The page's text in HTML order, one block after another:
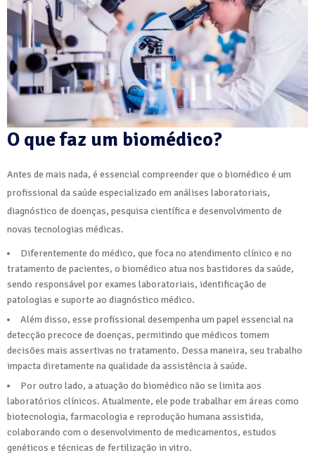
O que faz um biomédico?
Antes de mais nada, é essencial compreender que o biomédico é um
profissional da saúde especializado em análises laboratoriais,
diagnóstico de doenças, pesquisa científica e desenvolvimento de
novas tecnologias médicas.
Diferentemente do médico, que foca no atendimento clínico e no
tratamento de pacientes, o biomédico atua nos bastidores da saúde,
sendo responsável por exames laboratoriais, identificação de
patologias e suporte ao diagnóstico médico.
Além disso, esse profissional desempenha um papel essencial na
detecção precoce de doenças, permitindo que médicos tomem
decisões mais assertivas no tratamento. Dessa maneira, seu trabalho
impacta diretamente na qualidade da assistência à saúde.
Por outro lado, a atuação do biomédico não se limita aos
laboratórios clínicos. Atualmente, ele pode trabalhar em áreas como
biotecnologia, farmacologia e reprodução humana assistida,
colaborando com o desenvolvimento de medicamentos, estudos
genéticos e técnicas de fertilização in vitro.